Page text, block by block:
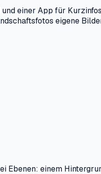
einer App für
eigene
Ebenen: einem